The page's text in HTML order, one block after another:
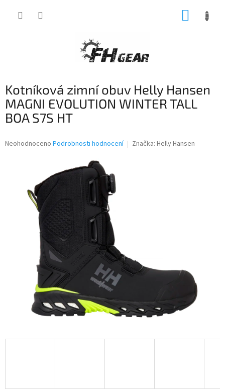
Kotníková zimní obuv Helly Hansen
MAGNI EVOLUTION WINTER TALL
BOA S7S HT
Průměrné
hvězdiček.
Neohodnoceno Podrobnosti hodnocení Značka: Helly Hansen